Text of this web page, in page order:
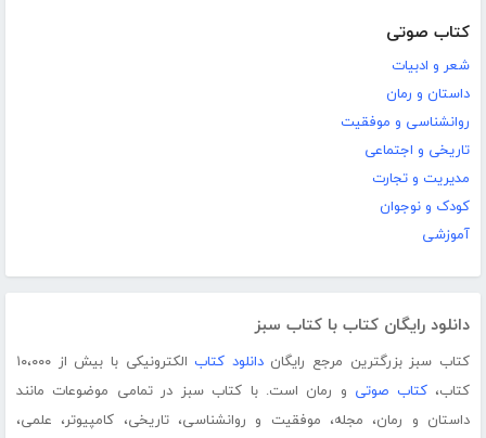
کتاب صوتی
شعر و ادبیات
داستان و رمان
روانشناسی و موفقیت
تاریخی و اجتماعی
مدیریت و تجارت
کودک و نوجوان
آموزشی
دانلود رایگان کتاب با کتاب سبز
کتاب سبز بزرگترین مرجع رایگاندانلود کتاب
الکترونیکی با بیش از ۱۰،۰۰۰
کتاب،کتاب صوتی و رمان است. با کتاب سبز در تمامی موضوعات مانند
داستان و رمان، مجله، موفقیت و روانشناسی، تاریخی، کامپیوتر، علمی،